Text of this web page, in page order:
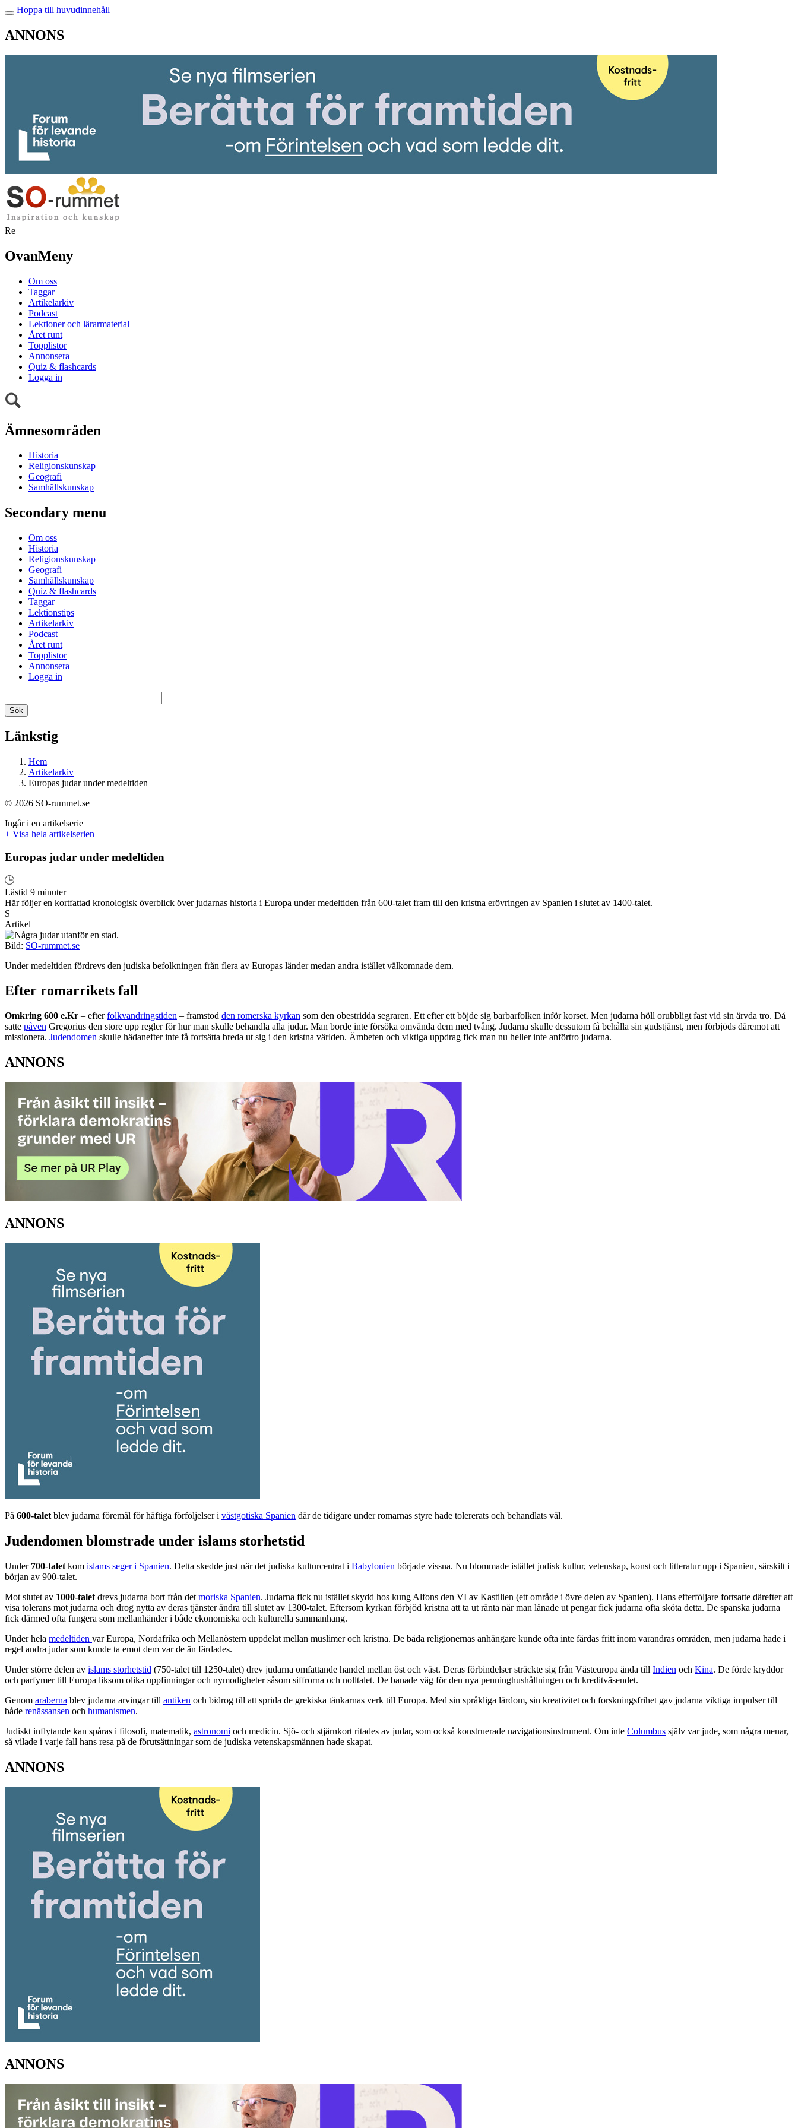
Hoppa till huvudinnehåll
ANNONS
Re
OvanMeny
Om oss
Taggar
Artikelarkiv
Podcast
Lektioner och lärarmaterial
Året runt
Topplistor
Annonsera
Quiz & flashcards
Logga in
Ämnesområden
Historia
Religionskunskap
Geografi
Samhällskunskap
Secondary menu
Om oss
Historia
Religionskunskap
Geografi
Samhällskunskap
Quiz & flashcards
Taggar
Lektionstips
Artikelarkiv
Podcast
Året runt
Topplistor
Annonsera
Logga in
Länkstig
Hem
Artikelarkiv
Europas judar under medeltiden
© 2026 SO-rummet.se
Ingår i en artikelserie
+ Visa hela artikelserien
Europas judar under medeltiden
Lästid 9 minuter
Här följer en kortfattad kronologisk överblick över judarnas historia i Europa under medeltiden från 600-talet fram till den kristna erövringen av Spanien i slutet av 1400-talet.
S
Artikel
Bild: SO-rummet.se
Under medeltiden fördrevs den judiska befolkningen från flera av Europas länder medan andra istället välkomnade dem.
Efter romarrikets fall
Omkring 600 e.Kr – efterfolkvandringstiden – framstod den romerska kyrkan som den obestridda segraren. Ett efter ett böjde sig barbarfolken inför korset. Men judarna höll orubbligt fast vid sin ärvda tro. Då
satte påven Gregorius den store upp regler för hur man skulle behandla alla judar. Man borde inte försöka omvända dem med tvång. Judarna skulle dessutom få behålla sin gudstjänst, men förbjöds däremot att
missionera. Judendomen skulle hädanefter inte få fortsätta breda ut sig i den kristna världen. Ämbeten och viktiga uppdrag fick man nu heller inte anförtro judarna.
ANNONS
ANNONS
På 600-talet blev judarna föremål för häftiga förföljelser i västgotiska Spanien där de tidigare under romarnas styre hade tolererats och behandlats väl.
Judendomen blomstrade under islams storhetstid
Under700-talet kom islams seger i Spanien. Detta skedde just när det judiska kulturcentrat i Babylonien började vissna. Nu blommade istället judisk kultur, vetenskap, konst och litteratur upp i Spanien, särskilt i
början av 900-talet.
Mot slutet av 1000-talet drevs judarna bort från det moriska Spanien. Judarna fick nu istället skydd hos kung Alfons den VI av Kastilien (ett område i övre delen av Spanien). Hans efterföljare fortsatte därefter att
visa tolerans mot judarna och drog nytta av deras tjänster ändra till slutet av 1300-talet. Eftersom kyrkan förbjöd kristna att ta ut ränta när man lånade ut pengar fick judarna ofta sköta detta. De spanska judarna
fick därmed ofta fungera som mellanhänder i både ekonomiska och kulturella sammanhang.
Under hela medeltiden var Europa, Nordafrika och Mellanöstern uppdelat mellan muslimer och kristna. De båda religionernas anhängare kunde ofta inte färdas fritt inom varandras områden, men judarna hade i
regel andra judar som kunde ta emot dem var de än färdades.
Under större delen av islams storhetstid (750-talet till 1250-talet) drev judarna omfattande handel mellan öst och väst. Deras förbindelser sträckte sig från Västeuropa ända till Indien och Kina. De förde kryddor
och parfymer till Europa liksom olika uppfinningar och nymodigheter såsom siffrorna och nolltalet. De banade väg för den nya penninghushållningen och kreditväsendet.
Genom araberna blev judarna arvingar till antiken och bidrog till att sprida de grekiska tänkarnas verk till Europa. Med sin språkliga lärdom, sin kreativitet och forskningsfrihet gav judarna viktiga impulser till
både renässansen och humanismen.
Judiskt inflytande kan spåras i filosofi, matematik, astronomi och medicin. Sjö- och stjärnkort ritades av judar, som också konstruerade navigationsinstrument. Om inte Columbus själv var jude, som några menar,
så vilade i varje fall hans resa på de förutsättningar som de judiska vetenskapsmännen hade skapat.
ANNONS
ANNONS